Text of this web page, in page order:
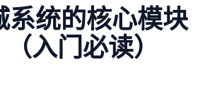
系统的核心模块
入门必读）